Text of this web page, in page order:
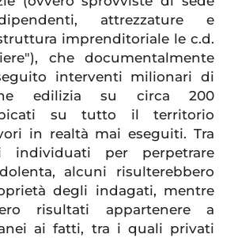
attrezzature e
imprenditoriale le c.d.
che documentalmente
interventi milionari di
edilizia su circa 200
su tutto il territorio
in realtà mai eseguiti. Tra
individuati per perpetrare
alcuni risulterebbero
degli indagati, mentre
risultati appartenere a
ai fatti, tra i quali privati